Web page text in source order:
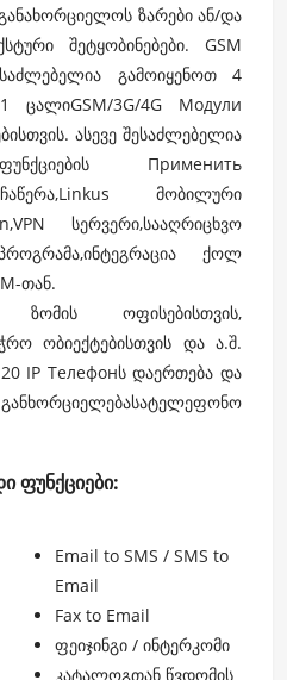
ზარები ან/და
შეტყობინებები. GSM
გამოიყენოთ 4
ცალიGSM/3G/4G Модули
ასევე შესაძლებელია
Применить
მობილური
სერვერი,სააღრიცხვო
ქოლ
თან.
ოფისებისთვის,
ობიექტებისთვის და ა.შ.
20 IP Телефонს დაერთება და
ფუნქციები:
Email to SMS / SMS to
Email
Fax to Email
ფეიჯინგი / ინტერკომი
კატალოგთან წვდომის